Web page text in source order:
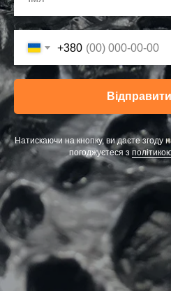
+380
Натискаючи на кнопку, ви даєте згоду
погоджуєтеся з